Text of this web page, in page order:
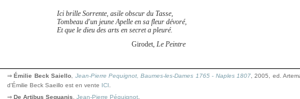
Ici brille Sorrente, asile obscur du Tasse,
Tombeau d'un jeune Apelle en sa fleur dévoré,
Et que le dieu des arts en secret a pleuré.
Girodet, Le Peintre
⇒Émilie Beck Saiello Jean-Pierre Pequignot, Baumes-les-Dames 1765 - Naples 1807 , 2005, ed.
d'Émilie Beck Saeillo est en vente ICI
⇒ De Artibus Sequanis Jean-Pierre Péquignot